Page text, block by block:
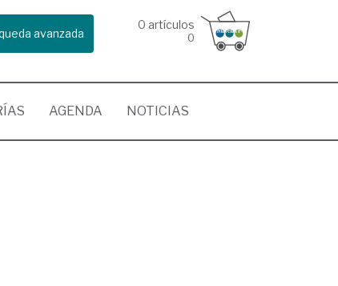
avanzada
0 artículos
0
AGENDA NOTICIAS